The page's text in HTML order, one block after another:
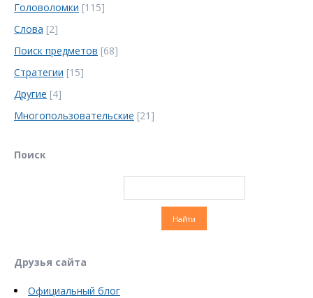
Головоломки [115]
Слова [2]
Поиск предметов [68]
Стратегии [15]
Другие [4]
Многопользовательские [21]
Поиск
Друзья сайта
Официальный блог